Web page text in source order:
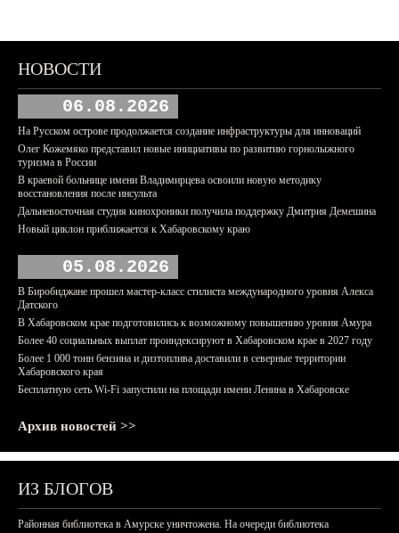
НОВОСТИ
06.08.2026
На Русском острове продолжается создание инфраструктуры для инноваций
Олег Кожемяко представил новые инициативы по развитию горнолыжного
туризма в России
В краевой больнице имени Владимирцева освоили новую методику
восстановления после инсульта
Дальневосточная студия кинохроники получила поддержку Дмитрия Демешина
Новый циклон приближается к Хабаровскому краю
05.08.2026
В Биробиджане прошел мастер-класс стилиста международного уровня Алекса
Датского
В Хабаровском крае подготовились к возможному повышению уровня Амура
Более 40 социальных выплат проиндексируют в Хабаровском крае в 2027 году
Более 1 000 тонн бензина и дизтоплива доставили в северные территории
Хабаровского края
Бесплатную сеть Wi-Fi запустили на площади имени Ленина в Хабаровске
Архив новостей >>
ИЗ БЛОГОВ
Районная библиотека в Амурске уничтожена. На очереди библиотека